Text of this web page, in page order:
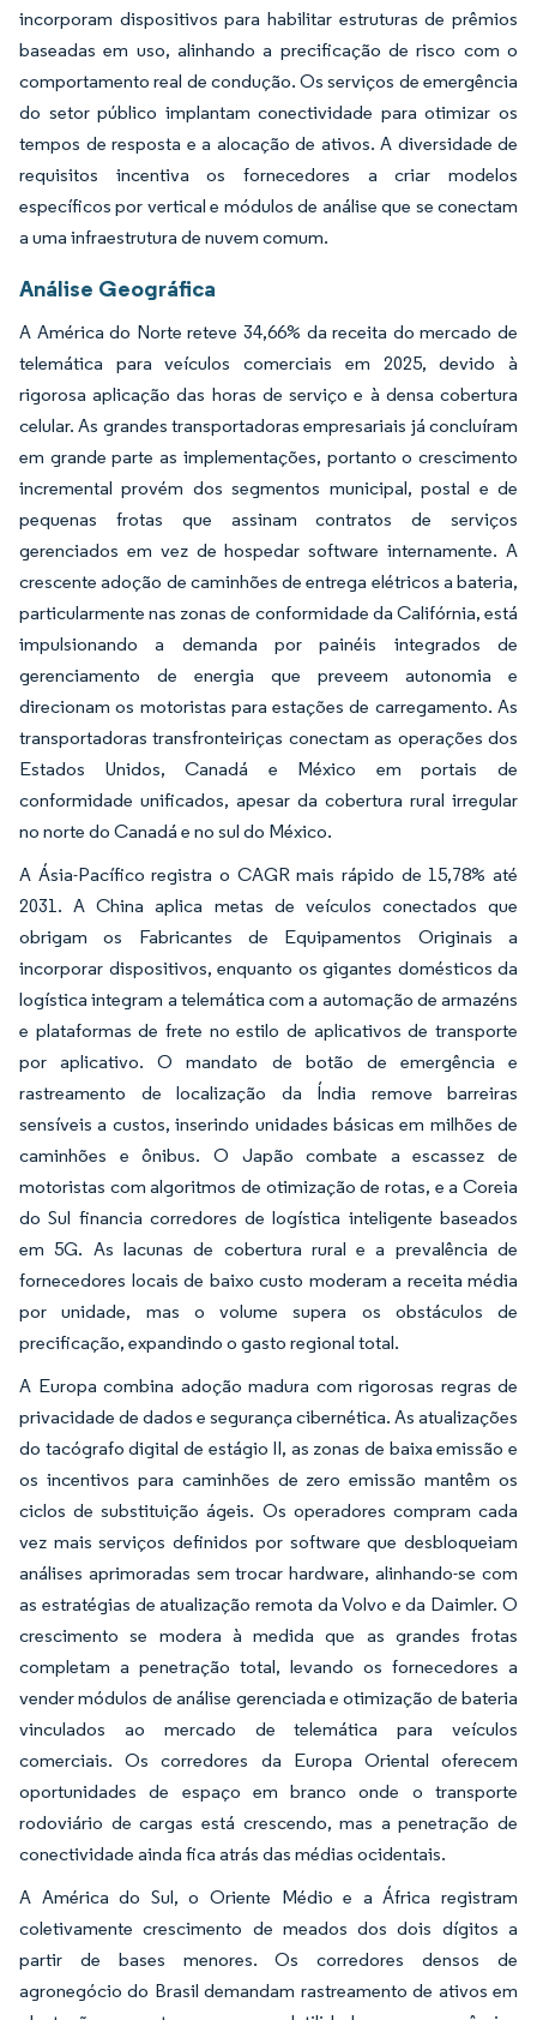
incorporam dispositivos para habilitar estruturas de prêmios
baseadas em uso, alinhando a precificação de risco com o
comportamento real de condução. Os serviços de emergência
do setor público implantam conectividade para otimizar os
tempos de resposta e a alocação de ativos. A diversidade de
requisitos incentiva os fornecedores a criar modelos
específicos por vertical e módulos de análise que se conectam
a uma infraestrutura de nuvem comum.
Análise Geográfica
A América do Norte reteve 34,66% da receita do mercado de
telemática para veículos comerciais em 2025, devido à
rigorosa aplicação das horas de serviço e à densa cobertura
celular. As grandes transportadoras empresariais já concluíram
em grande parte as implementações, portanto o crescimento
incremental provém dos segmentos municipal, postal e de
pequenas frotas que assinam contratos de serviços
gerenciados em vez de hospedar software internamente. A
crescente adoção de caminhões de entrega elétricos a bateria,
particularmente nas zonas de conformidade da Califórnia, está
impulsionando a demanda por painéis integrados de
gerenciamento de energia que preveem autonomia e
direcionam os motoristas para estações de carregamento. As
transportadoras transfronteiriças conectam as operações dos
Estados Unidos, Canadá e México em portais de
conformidade unificados, apesar da cobertura rural irregular
no norte do Canadá e no sul do México.
A Ásia-Pacífico registra o CAGR mais rápido de 15,78% até
2031. A China aplica metas de veículos conectados que
obrigam os Fabricantes de Equipamentos Originais a
incorporar dispositivos, enquanto os gigantes domésticos da
logística integram a telemática com a automação de armazéns
e plataformas de frete no estilo de aplicativos de transporte
por aplicativo. O mandato de botão de emergência e
rastreamento de localização da Índia remove barreiras
sensíveis a custos, inserindo unidades básicas em milhões de
caminhões e ônibus. O Japão combate a escassez de
motoristas com algoritmos de otimização de rotas, e a Coreia
do Sul financia corredores de logística inteligente baseados
em 5G. As lacunas de cobertura rural e a prevalência de
fornecedores locais de baixo custo moderam a receita média
por unidade, mas o volume supera os obstáculos de
precificação, expandindo o gasto regional total.
A Europa combina adoção madura com rigorosas regras de
privacidade de dados e segurança cibernética. As atualizações
do tacógrafo digital de estágio II, as zonas de baixa emissão e
os incentivos para caminhões de zero emissão mantêm os
ciclos de substituição ágeis. Os operadores compram cada
vez mais serviços definidos por software que desbloqueiam
análises aprimoradas sem trocar hardware, alinhando-se com
as estratégias de atualização remota da Volvo e da Daimler. O
crescimento se modera à medida que as grandes frotas
completam a penetração total, levando os fornecedores a
vender módulos de análise gerenciada e otimização de bateria
vinculados ao mercado de telemática para veículos
comerciais. Os corredores da Europa Oriental oferecem
oportunidades de espaço em branco onde o transporte
rodoviário de cargas está crescendo, mas a penetração de
conectividade ainda fica atrás das médias ocidentais.
A América do Sul, o Oriente Médio e a África registram
coletivamente crescimento de meados dos dois dígitos a
partir de bases menores. Os corredores densos de
agronegócio do Brasil demandam rastreamento de ativos em